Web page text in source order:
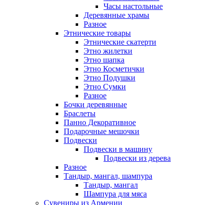
Часы настольные
Деревянные храмы
Разное
Этнические товары
Этнические скатерти
Этно жилетки
Этно шапка
Этно Косметички
Этно Подушки
Этно Сумки
Разное
Бочки деревянные
Браслеты
Панно Декоративное
Подарочные мешочки
Подвески
Подвески в машину
Подвески из дерева
Разное
Тандыр, мангал, шампура
Тандыр, мангал
Шампура для мяса
Сувениры из Армении